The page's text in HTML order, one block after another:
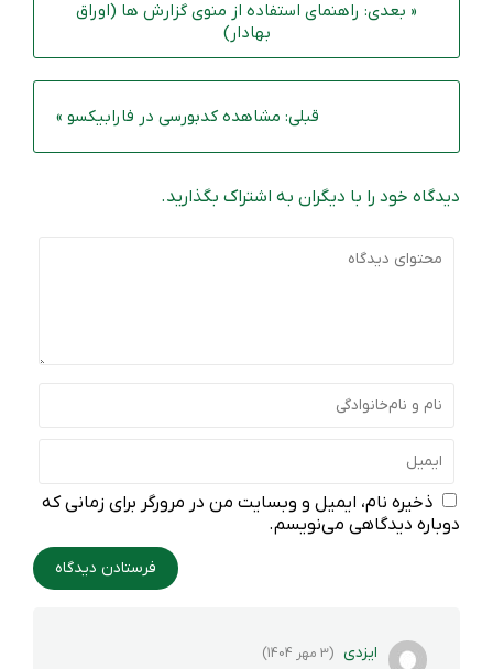
« بعدی: راهنمای استفاده از منوی گزارش ها (اوراق
بهادار)
قبلی: مشاهده کدبورسی در فارابیکسو »
دیدگاه خود را با دیگران به اشتراک بگذارید.
ذخیره نام، ایمیل و وبسایت من در مرورگر برای زمانی که
دوباره دیدگاهی می‌نویسم.
ایزدی (3 مهر 1404)